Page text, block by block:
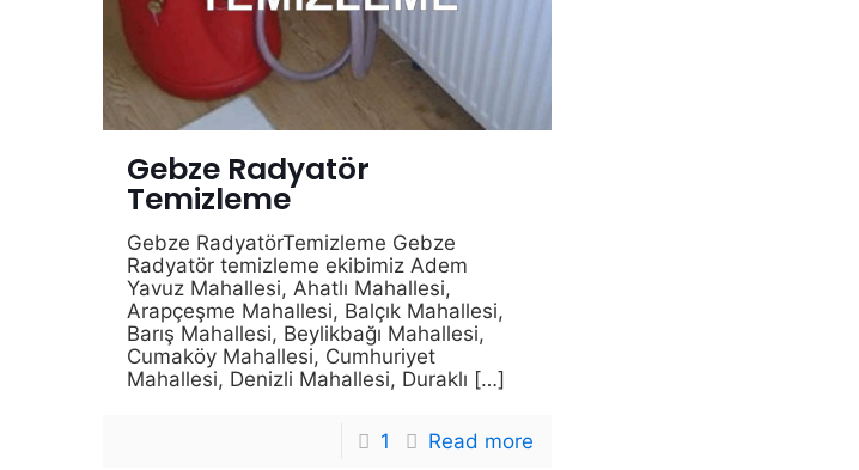
Gebze Radyatör
Temizleme
Gebze RadyatörTemizleme Gebze
Radyatör temizleme ekibimiz Adem
Yavuz Mahallesi, Ahatlı Mahallesi,
Arapçeşme Mahallesi, Balçık Mahallesi,
Barış Mahallesi, Beylikbağı Mahallesi,
Cumaköy Mahallesi, Cumhuriyet
Mahallesi, Denizli Mahallesi, Duraklı […]
1 Read more